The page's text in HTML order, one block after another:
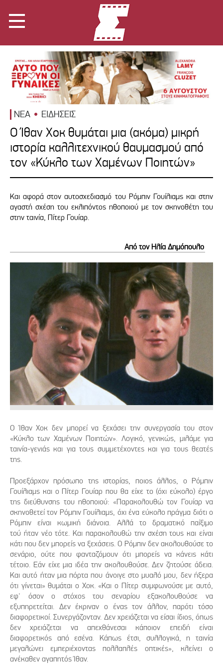
ΝΕΑ ΕΙΔΗΣΕΙΣ
Ο Ίθαν Χοκ θυμάται μια (ακόμα) μικρή
ιστορία καλλιτεχνικού θαυμασμού από
τον «Κύκλο των Χαμένων Ποιητών»
Και αφορά στον αυτοσχεδιασμό του Ρόμπιν Γουίλιαμς και στην
αγαστή σχέση του εκλιπόντος ηθοποιού με τον σκηνοθέτη του
στην ταινία, Πίτερ Γουίαρ.
Από τον Ηλία Δημόπουλο
Ο Ίθαν Χοκ δεν μπορεί να ξεχάσει την συνεργασία του στον
«Κύκλο των Χαμένων Ποιητών». Λογικό, γενικώς, μιλάμε για
ταινία-γενιάς και για τους συμμετέχοντες και για τους θεατές
της.
Προεξάρχον πρόσωπο της ιστορίας, ποιος άλλος, ο Ρόμπιν
Γουίλιαμς και ο Πίτερ Γουίαρ που θα είχε το (όχι εύκολο) έργο
της διεύθυνσης του ηθοποιού: «Παρακολουθώ τον Γουίαρ να
σκηνοθετεί τον Ρόμπιν Γουίλιαμς, όχι ένα εύκολο πράγμα διότι ο
Ρόμπιν είναι κωμική διάνοια. Αλλά το δραματικό παίξιμο
τού ήταν νέο τότε. Και παρακολουθώ την σχέση τους και είναι
κάτι που δεν μπορείς να ξεχάσεις. Ο Ρόμπιν δεν ακολουθούσε το
σενάριο, ούτε που φανταζόμουν ότι μπορείς να κάνεις κάτι
τέτοιο. Εάν είχε μια ιδέα την ακολουθούσε. Δεν ζητούσε άδεια.
Και αυτό ήταν μια πόρτα που άνοιγε στο μυαλό μου, δεν ήξερα
ότι γίνεται» θυμάται ο Χοκ. «Και ο Πίτερ συμφωνούσε με αυτό,
εφ' όσον ο στόχος του σεναρίου εξακολουθούσε να
εξυπηρετείται. Δεν έκριναν ο ένας τον άλλον, παρότι τόσο
διαφορετικοί. Συνεργάζονταν. Δεν χρειάζεται να είσαι ίδιος, όπως
δεν χρειάζεται να απεχθάνεσαι κάποιον επειδή είναι
διαφορετικός από εσένα. Κάπως έτσι, συλλογικά, η ταινία
μεγαλώνει εμπεριέχοντας πολλαπλές οπτικές», κλείνει ο
ανέκαθεν αγαπητός Ίθαν.